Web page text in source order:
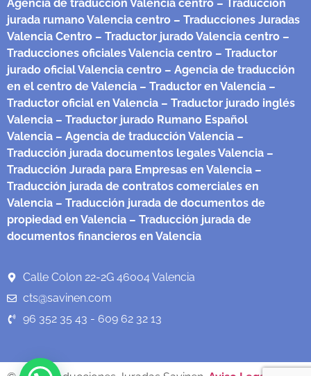
Agencia de traducción Valencia centro – Traducción
jurada rumano Valencia centro – Traducciones Juradas
Valencia Centro – Traductor jurado Valencia centro –
Traducciones oficiales Valencia centro – Traductor
jurado oficial Valencia centro – Agencia de traducción
en el centro de Valencia – Traductor en Valencia –
Traductor oficial en Valencia – Traductor jurado inglés
Valencia – Traductor jurado Rumano Español
Valencia – Agencia de traducción Valencia –
Traducción jurada documentos legales Valencia –
Traducción Jurada para Empresas en Valencia –
Traducción jurada de contratos comerciales en
Valencia – Traducción jurada de documentos de
propiedad en Valencia – Traducción jurada de
documentos financieros en Valencia
Calle Colon 22-2G 46004 Valencia
cts@savinen.com
96 352 35 43 - 609 62 32 13